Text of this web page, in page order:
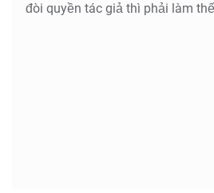
đòi quyền tác giả thì phải làm